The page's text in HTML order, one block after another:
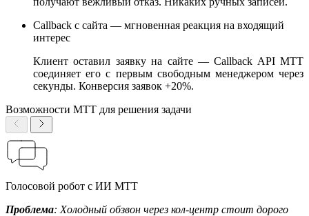
Callback с сайта — мгновенная реакция на входящий
интерес
Клиент оставил заявку на сайте — Callback API МТТ
соединяет его с первым свободным менеджером через
секунды. Конверсия заявок +20%.
Возможности МТТ для решения задачи
Голосовой робот с ИИ МТТ
Проблема: Холодный обзвон через кол-центр стоит дорого